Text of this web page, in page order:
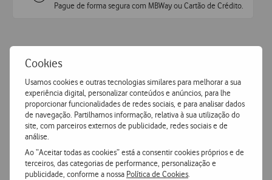
Cookies
Usamos cookies e outras tecnologias similares para melhorar a sua
experiência digital, personalizar conteúdos e anúncios, para lhe
proporcionar funcionalidades de redes sociais, e para analisar dados
de navegação. Partilhamos informação, relativa à sua utilização do
site, com parceiros externos de publicidade, redes sociais e de
análise.
Ao “Aceitar todas as cookies” está a consentir cookies próprios e de
terceiros, das categorias de performance, personalização e
publicidade, conforme a nossa Política de Cookies
Pague de forma segura com MBWay ou Cartão de Crédito.
Características
Accordeon
Mais Características